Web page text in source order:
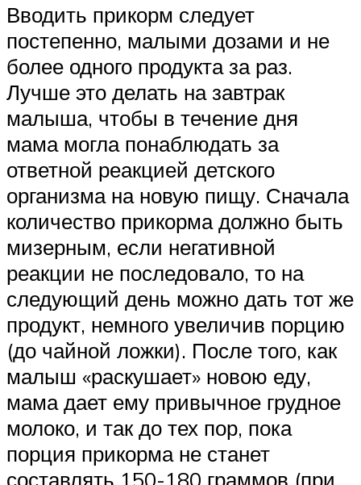
Вводить прикорм следует
постепенно, малыми дозами и не
более одного продукта за раз.
Лучше это делать на завтрак
малыша, чтобы в течение дня
мама могла понаблюдать за
ответной реакцией детского
организма на новую пищу. Сначала
количество прикорма должно быть
мизерным, если негативной
реакции не последовало, то на
следующий день можно дать тот же
продукт, немного увеличив порцию
(до чайной ложки). После того, как
малыш «раскушает» новою еду,
мама дает ему привычное грудное
молоко, и так до тех пор, пока
порция прикорма не станет
составлять 150-180 граммов (при